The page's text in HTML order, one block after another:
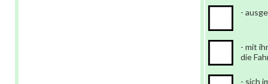
-
- mit
die
- sich